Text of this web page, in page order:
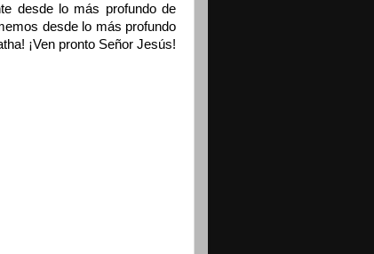
desde lo más profundo de
desde lo más profundo
¡Ven pronto Señor Jesús!